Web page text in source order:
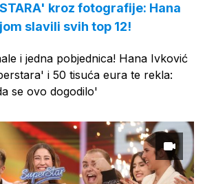
kroz fotografije: Hana
slavili svih top 12!
i jedna pobjednica! Hana Ivković
i 50 tisuća eura te rekla:
se ovo dogodilo'